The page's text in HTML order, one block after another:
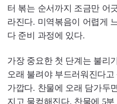
터 볶는 순서까지 조금만 어
라진다. 미역볶음이 어렵게
다 준비 과정에 있다.
가장 중요한 첫 단계는 불리
오래 불려야 부드러워진다고
가깝다. 찬물에 오래 담가두
지고 물컹해진다. 찬물에 5